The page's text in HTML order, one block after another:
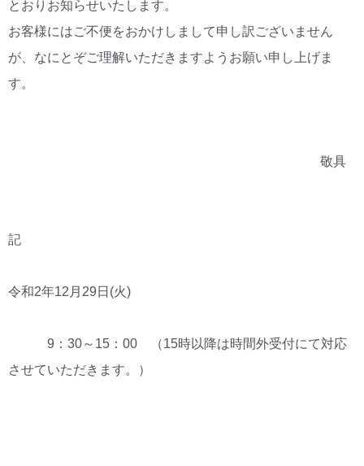
とおりお知らせいたします。
お客様にはご不便をおかけしまして申し訳ございません
が、なにとぞご理解いただきますようお願い申し上げま
す。
敬具
記
令和2年12月29日(火)
9：30～15：00 （15時以降は時間外受付にて対応
させていただきます。）